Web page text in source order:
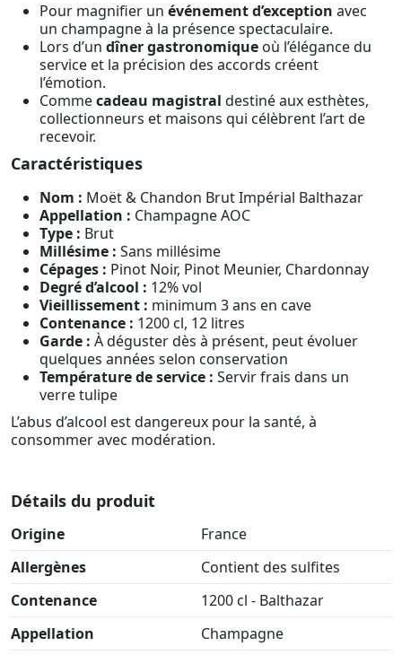
Pour magnifier un événement d’exception avec
un champagne à la présence spectaculaire.
Lors d’un dîner gastronomique où l’élégance du
service et la précision des accords créent
l’émotion.
Commecadeau magistral destiné aux esthètes,
collectionneurs et maisons qui célèbrent l’art de
recevoir.
Caractéristiques
Nom : Moët & Chandon Brut Impérial Balthazar
Appellation : Champagne AOC
Type : Brut
Millésime : Sans millésime
Cépages : Pinot Noir, Pinot Meunier, Chardonnay
Degré d’alcool : 12% vol
Vieillissement : minimum 3 ans en cave
Contenance : 1200 cl, 12 litres
Garde : À déguster dès à présent, peut évoluer
quelques années selon conservation
Température de service : Servir frais dans un
verre tulipe
L’abus d’alcool est dangereux pour la santé, à
consommer avec modération.
Détails du produit
Origine
France
Allergènes
Contient des sulfites
Contenance
1200 cl - Balthazar
Appellation
Champagne